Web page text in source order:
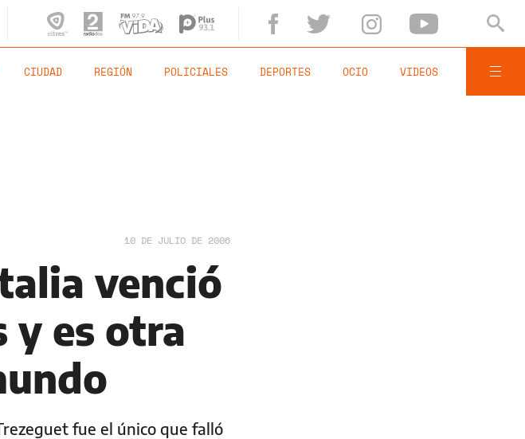
CIUDAD REGIÓN POLICIALES DEPORTES OCIO VIDEOS
10 DE JULIO DE 2006
venció
y es otra
fue el único que falló